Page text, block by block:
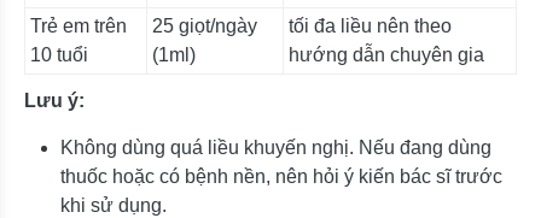
Trẻ em trên
10 tuổi
25 giọt/ngày
(1ml)
tối đa liều nên theo
hướng dẫn chuyên gia
Lưu ý:
Không dùng quá liều khuyến nghị. Nếu đang dùng
thuốc hoặc có bệnh nền, nên hỏi ý kiến bác sĩ trước
khi sử dụng.